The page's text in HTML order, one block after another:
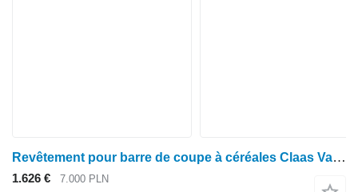
Revêtement pour barre de coupe à céréales Claas Vario V900
1.626 € 7.000 PLN